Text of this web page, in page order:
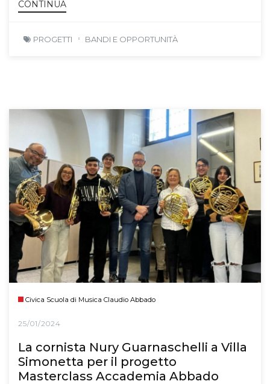
CONTINUA
PROGETTI BANDI E OPPORTUNITÀ
Civica Scuola di Musica Claudio Abbado
25/01/2024
La cornista Nury Guarnaschelli a Villa
Simonetta per il progetto
Masterclass Accademia Abbado